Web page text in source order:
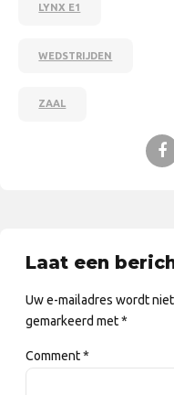
LYNX E1
WEDSTRIJDEN
ZAAL
Laat een
Uw e-mailadres wordt
gemarkeerd met *
Comment*